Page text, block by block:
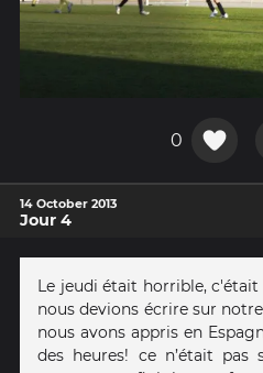
0
14 October 2013
Jour 4
Le jeudi était horrible,
nous devions écrire sur
nous avons appris en
des heures! ce n’était pas